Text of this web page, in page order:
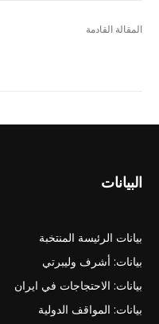
المقالة القادمة
البيانات
بيانات الرئيسة المنتخبة
بيانات: أشرف وليبرتي
بيانات: الاحتجاجات في ايران
بيانات: المواقف الدولية